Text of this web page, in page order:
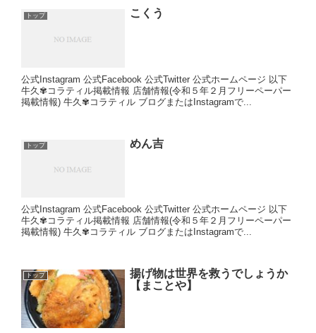
トップ こくう
公式Instagram 公式Facebook 公式Twitter 公式ホームページ 以下
牛久✾コラティル掲載情報 店舗情報(令和５年２月フリーペーパー
掲載情報) 牛久✾コラティル ブログまたはInstagramで...
トップ めん吉
公式Instagram 公式Facebook 公式Twitter 公式ホームページ 以下
牛久✾コラティル掲載情報 店舗情報(令和５年２月フリーペーパー
掲載情報) 牛久✾コラティル ブログまたはInstagramで...
トップ
揚げ物は世界を救うでしょうか
【まことや】